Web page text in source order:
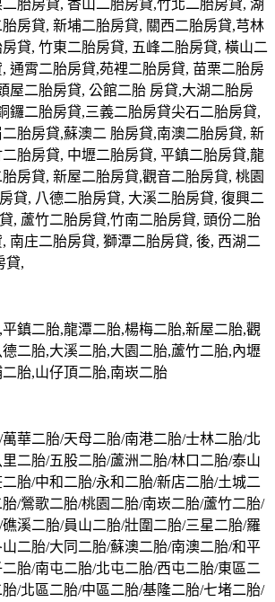
胎房貸, 香山二胎房貸,竹北二胎房貸, 湖
房貸, 新埔二胎房貸, 關西二胎房貸,芎林
貸, 竹東二胎房貸, 五峰二胎房貸, 橫山二
通霄二胎房貸,苑裡二胎房貸, 苗栗二胎房
屋二胎房貸, 公館二胎 房貸,大湖二胎房
鑼二胎房貸,三義二胎房貸尖石二胎房貸,
胎房貸,蘇澳二 胎房貸,南澳二胎房貸, 新
胎房貸, 中壢二胎房貸, 平鎮二胎房貸,龍
房貸, 新屋二胎房貸,觀音二胎房貸, 桃園
貸, 八德二胎房貸, 大溪二胎房貸, 復興二
, 蘆竹二胎房貸,竹南二胎房貸, 頭份二胎
南庄二胎房貸, 獅潭二胎房貸, 後, 西湖二
貸,
鎮二胎,龍潭二胎,楊梅二胎,新屋二胎,觀
二胎,大溪二胎,大園二胎,蘆竹二胎,內壢
胎,山仔頂二胎,南崁二胎
華二胎/天母二胎/南港二胎/士林二胎/北
二胎/五股二胎/蘆洲二胎/林口二胎/泰山
胎/中和二胎/永和二胎/新店二胎/土城二
/鶯歌二胎/桃園二胎/南崁二胎/蘆竹二胎/
溪二胎/員山二胎/壯圍二胎/三星二胎/羅
二胎/大同二胎/蘇澳二胎/南澳二胎/和平
胎/南屯二胎/北屯二胎/西屯二胎/東區二
/北區二胎/中區二胎/基隆二胎/七堵二胎/